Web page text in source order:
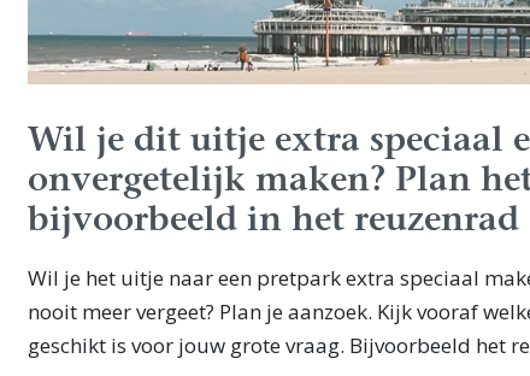
Wil je dit uitje extra speciaal
onvergetelijk maken? Plan
bijvoorbeeld in het reuzenrad
Wil je het uitje naar een pretpark extra speciaal
nooit meer vergeet? Plan je aanzoek. Kijk vooraf
geschikt is voor jouw grote vraag. Bijvoorbeeld het